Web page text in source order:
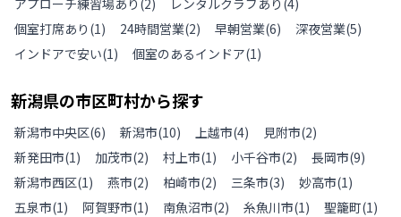
個室打席あり (1) 24時間営業(2) 早朝営業(6) 深夜営業(5)
インドアで安い(1) 個室のあるインドア(1)
新潟県の市区町村から探す
新潟市中央区(6) 新潟市(10) 上越市(4) 見附市(2)
新発田市(1) 加茂市(2) 村上市(1) 小千谷市(2) 長岡市(9)
新潟市西区(1) 燕市(2) 柏崎市(2) 三条市(3) 妙高市(1)
五泉市(1) 阿賀野市(1) 南魚沼市(2) 糸魚川市(1) 聖籠町(1)